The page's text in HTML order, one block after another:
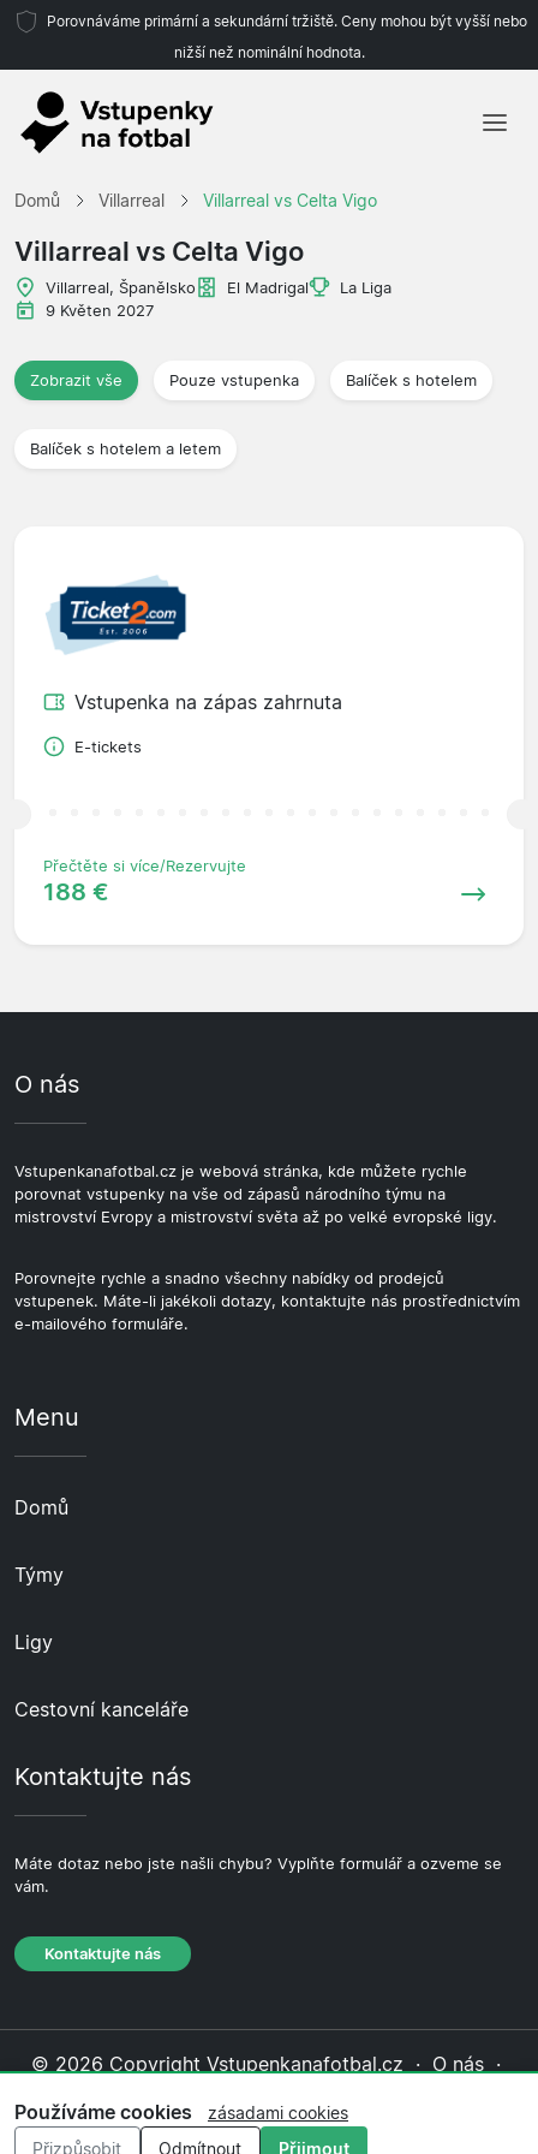
Porovnáváme primární a sekundární tržiště. Ceny mohou být vyšší nebo
nižší než nominální hodnota.
Ligy
Domů Villarreal Villarreal vs Celta Vigo
Villarreal vs Celta Vigo
Villarreal, Španělsko El Madrigal
La Liga
9 Květen 2027
Zobrazit vše Pouze vstupenka Balíček s hotelem
Balíček s hotelem a letem
Vstupenka na zápas zahrnuta
E-tickets
Přečtěte si více/Rezervujte
188 €
O nás
Vstupenkanafotbal.cz je webová stránka, kde můžete rychle
porovnat vstupenky na vše od zápasů národního týmu na
mistrovství Evropy a mistrovství světa až po velké evropské ligy.
Porovnejte rychle a snadno všechny nabídky od prodejců
vstupenek. Máte-li jakékoli dotazy, kontaktujte nás prostřednictvím
e-mailového formuláře.
Menu
Domů
Týmy
Ligy
Cestovní kanceláře
Kontaktujte nás
Máte dotaz nebo jste našli chybu? Vyplňte formulář a ozveme se
vám.
Kontaktujte nás
© 2026 Copyright Vstupenkanafotbal.cz · O nás ·
cookies·Redakční zásady
Používáme cookies
zásadami cookies
Přizpůsobit
Odmítnout Přijmout